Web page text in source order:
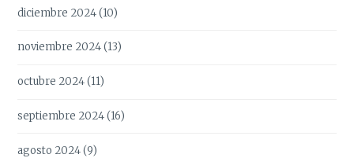
diciembre 2024(10)
noviembre 2024(13)
octubre 2024(11)
septiembre 2024(16)
agosto 2024(9)